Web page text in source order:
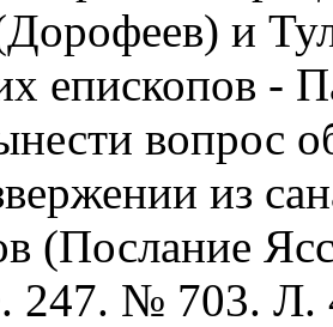
и
епископов -
вопрос
из
(Послание
247. № 703. Л.